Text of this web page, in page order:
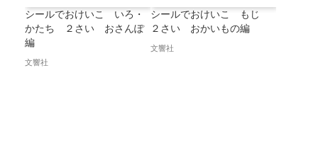
シールでおけいこ いろ・
かたち ２さい おさんぽ
編
文響社
シールでおけいこ もじ
２さい おかいもの編
文響社